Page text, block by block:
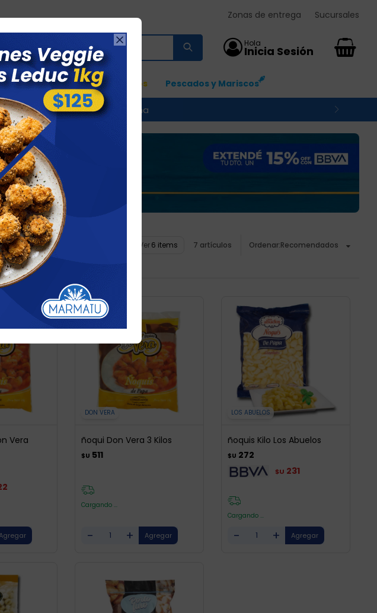

*Puede Variar según su zona
Nuevos Ingresos Pescados y Mariscos
0
Zonas de entrega Sucursales
Ver 7 artículos Recomendados
Vera
DON VERA
ñoqui Don Vera 3 Kilos
$U 511
Cargando ...
- +
LOS ABUELOS
ñoquis Kilo Los Abuelos
$U 272
$U 231
Cargando ...
- +